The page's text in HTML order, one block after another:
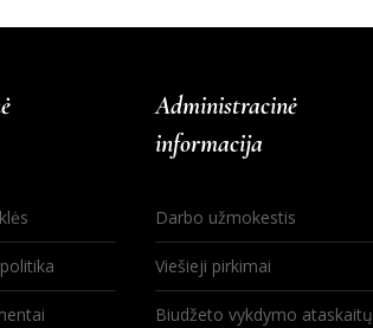
Administracinė
informacija
Darbo užmokestis
Viešieji pirkimai
Biudžeto vykdymo ataskaitų